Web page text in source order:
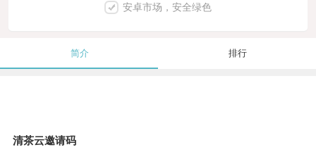
安卓市场，安全绿色
简介 排行
清茶云邀请码